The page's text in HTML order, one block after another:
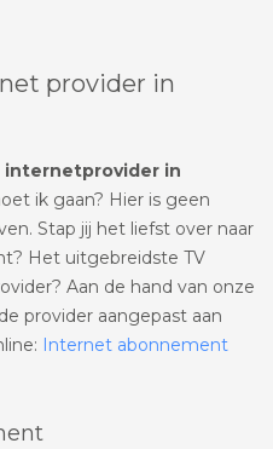
provider in
internetprovider in
ik gaan? Hier is geen
Stap jij het liefst over naar
Het uitgebreidste TV
Aan de hand van onze
provider aangepast aan
Internet abonnement